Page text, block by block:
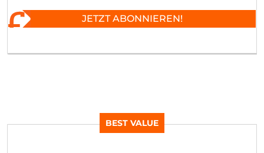
JETZT ABONNIEREN!
BEST VALUE